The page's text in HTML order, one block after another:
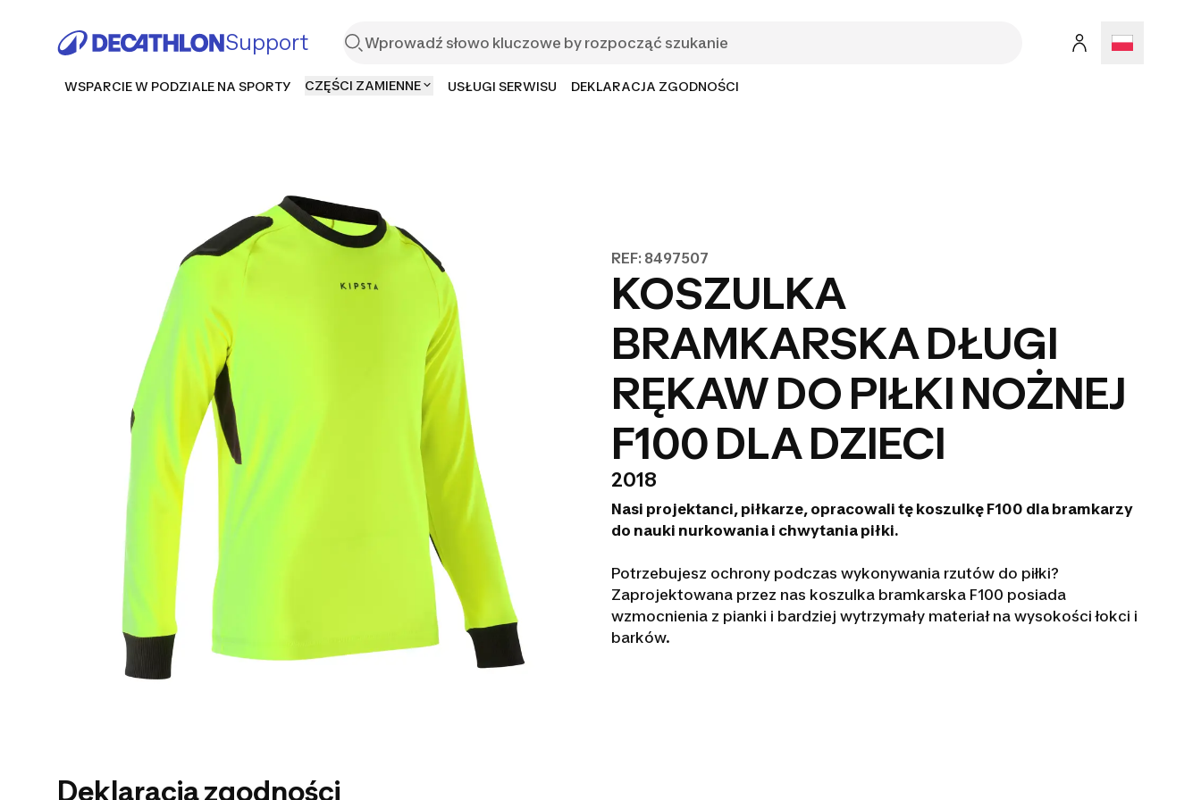
Support
WSPARCIE W PODZIALE NA SPORTY CZĘŚCI ZAMIENNE USŁUGI SERWISU DEKLARACJA ZGODNOŚCI
REF: 8497507
KOSZULKA
BRAMKARSKA DŁUGI
RĘKAW DO PIŁKI NOŻNEJ
F100 DLA DZIECI
2018
Nasi projektanci, piłkarze, opracowali tę koszulkę F100 dla bramkarzy
do nauki nurkowania i chwytania piłki.
Potrzebujesz ochrony podczas wykonywania rzutów do piłki?
Zaprojektowana przez nas koszulka bramkarska F100 posiada
wzmocnienia z pianki i bardziej wytrzymały materiał na wysokości łokci i
barków.
Deklaracja zgodności